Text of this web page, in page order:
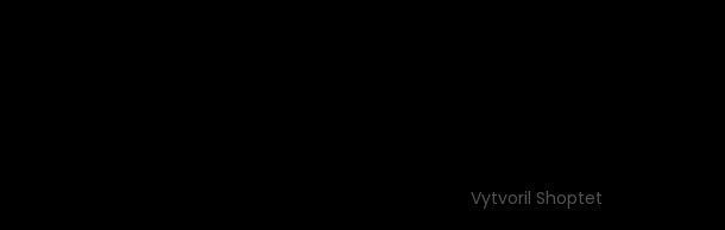
Vytvoril Shoptet